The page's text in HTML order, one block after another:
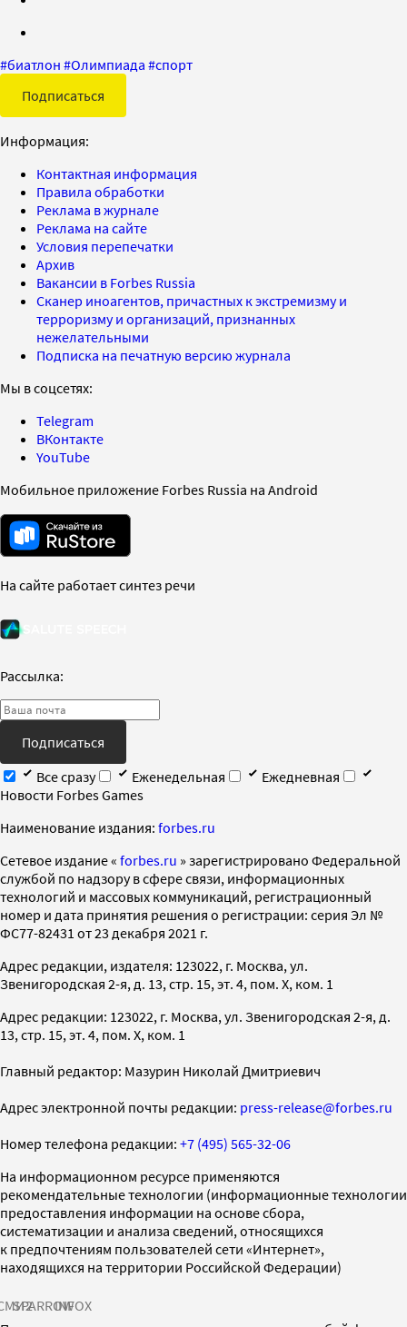
#биатлон #Олимпиада #спорт
Подписаться
Информация:
Контактная информация
Правила обработки
Реклама в журнале
Реклама на сайте
Условия перепечатки
Архив
Вакансии в Forbes Russia
Сканер иноагентов, причастных к экстремизму и
терроризму и организаций, признанных
нежелательными
Подписка на печатную версию журнала
Мы в соцсетях:
Telegram
ВКонтакте
YouTube
Мобильное приложение Forbes Russia на Android
На сайте работает синтез речи
Рассылка:
Подписаться
Все сразу
Еженедельная
Ежедневная
Новости Forbes Games
Наименование издания: forbes.ru
Cетевое издание « forbes.ru » зарегистрировано Федеральной
службой по надзору в сфере связи, информационных
технологий и массовых коммуникаций, регистрационный
номер и дата принятия решения о регистрации: серия Эл №
ФС77-82431 от 23 декабря 2021 г.
Адрес редакции, издателя: 123022, г. Москва, ул.
Звенигородская 2-я, д. 13, стр. 15, эт. 4, пом. X, ком. 1
Адрес редакции: 123022, г. Москва, ул. Звенигородская 2-я, д.
13, стр. 15, эт. 4, пом. X, ком. 1
Главный редактор: Мазурин Николай Дмитриевич
Адрес электронной почты редакции: press-release@forbes.ru
Номер телефона редакции: +7 (495) 565-32-06
На информационном ресурсе применяются
рекомендательные технологии (информационные технологии
предоставления информации на основе сбора,
систематизации и анализа сведений, относящихся
к предпочтениям пользователей сети «Интернет»,
находящихся на территории Российской Федерации)
SPARROWINFOX